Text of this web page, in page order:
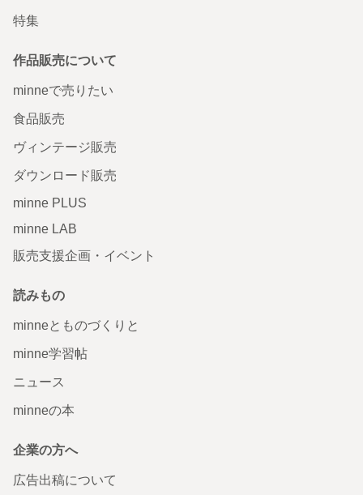
特集
作品販売について
minneで売りたい
食品販売
ヴィンテージ販売
ダウンロード販売
minne PLUS
minne LAB
販売支援企画・イベント
読みもの
minneとものづくりと
minne学習帖
ニュース
minneの本
企業の方へ
広告出稿について